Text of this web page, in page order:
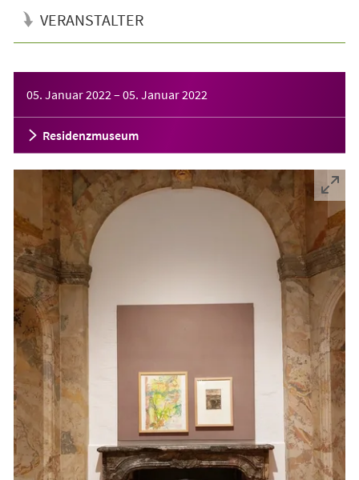
VERANSTALTER
05. Januar 2022 – 05. Januar 2022
Residenzmuseum